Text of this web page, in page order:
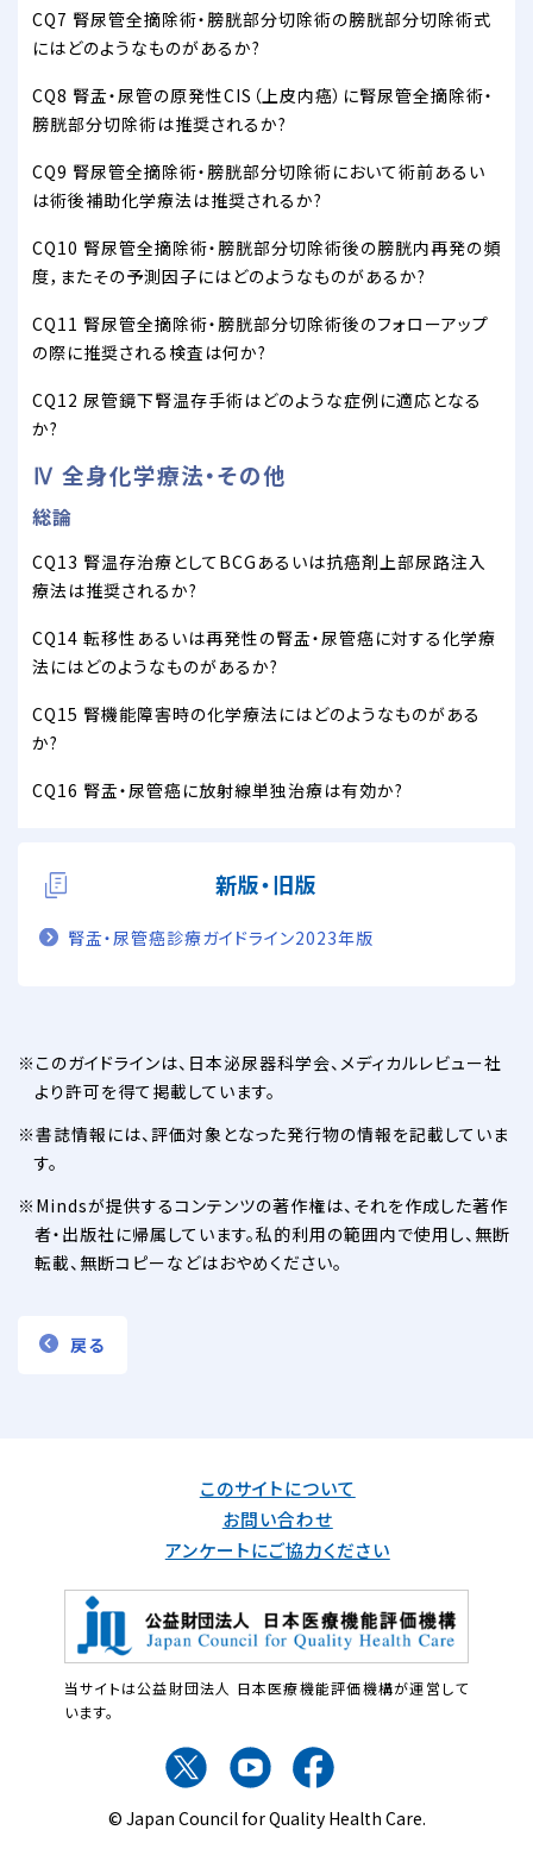
CQ7 腎尿管全摘除術・膀胱部分切除術の膀胱部分切除術式
にはどのようなものがあるか?
CQ8 腎盂・尿管の原発性CIS（上皮内癌）に腎尿管全摘除術・
膀胱部分切除術は推奨されるか?
CQ9 腎尿管全摘除術・膀胱部分切除術において術前あるい
は術後補助化学療法は推奨されるか?
CQ10 腎尿管全摘除術・膀胱部分切除術後の膀胱内再発の頻
度，またその予測因子にはどのようなものがあるか?
CQ11 腎尿管全摘除術・膀胱部分切除術後のフォローアップ
の際に推奨される検査は何か?
CQ12 尿管鏡下腎温存手術はどのような症例に適応となる
か?
Ⅳ 全身化学療法・その他
総論
CQ13 腎温存治療としてBCGあるいは抗癌剤上部尿路注入
療法は推奨されるか?
CQ14 転移性あるいは再発性の腎盂・尿管癌に対する化学療
法にはどのようなものがあるか?
CQ15 腎機能障害時の化学療法にはどのようなものがある
か?
CQ16 腎盂・尿管癌に放射線単独治療は有効か?
新版・旧版
腎盂・尿管癌診療ガイドライン2023年版
このガイドラインは、日本泌尿器科学会、メディカルレビュー社
より許可を得て掲載しています。
書誌情報には、評価対象となった発行物の情報を記載していま
す。
Mindsが提供するコンテンツの著作権は、それを作成した著作
者・出版社に帰属しています。私的利用の範囲内で使用し、無断
転載、無断コピーなどはおやめください。
戻る
このサイトについて
お問い合わせ
アンケートにご協力ください
当サイトは公益財団法人 日本医療機能評価機構が運営して
います。
© Japan Council for Quality Health Care.